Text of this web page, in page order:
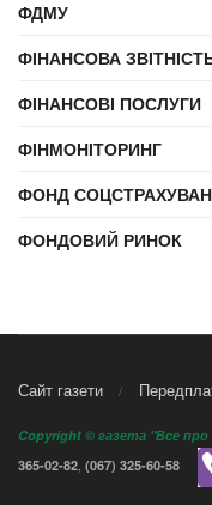
ФДМУ
ФІНАНСОВА
ФІНАНСОВІ ПОСЛУГИ
ФІНМОНІТОРИНГ
ФОНД
ФОНДОВИЙ РИНОК
Сайт газети
Copyright © газета "Все про
365-02-82 (067) 325-60-58